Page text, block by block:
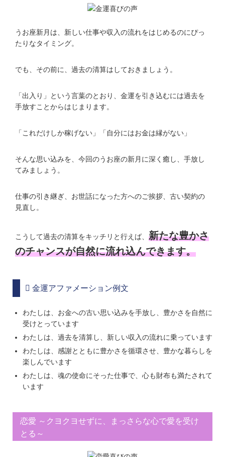
うお座新月は、新しい仕事や収入の流れをはじめるのにぴっ
たりなタイミング。
でも、その前に、過去の清算はしておきましょう。
「出入り」という言葉のとおり、金運を引き込むには過去を
手放すことからはじまります。
「これだけしか稼げない」「自分にはお金は縁がない」
そんな思い込みを、今回のうお座の新月に深く癒し、手放し
てみましょう。
仕事の引き継ぎ、お世話になった方へのご挨拶、古い契約の
見直し。
こうして過去の清算をキッチリと行えば、 新たな豊かさ
のチャンスが自然に流れ込んできます。
金運アファメーション例文
わたしは、お金への古い思い込みを手放し、豊かさを自然に
受けとっています
わたしは、過去を清算し、新しい収入の流れに乗っています
わたしは、感謝とともに豊かさを循環させ、豊かな暮らしを
楽しんでいます
わたしは、魂の使命にそった仕事で、心も財布も満たされて
います
恋愛 ～クヨクヨせずに、まっさらな心で愛を受け
とる～